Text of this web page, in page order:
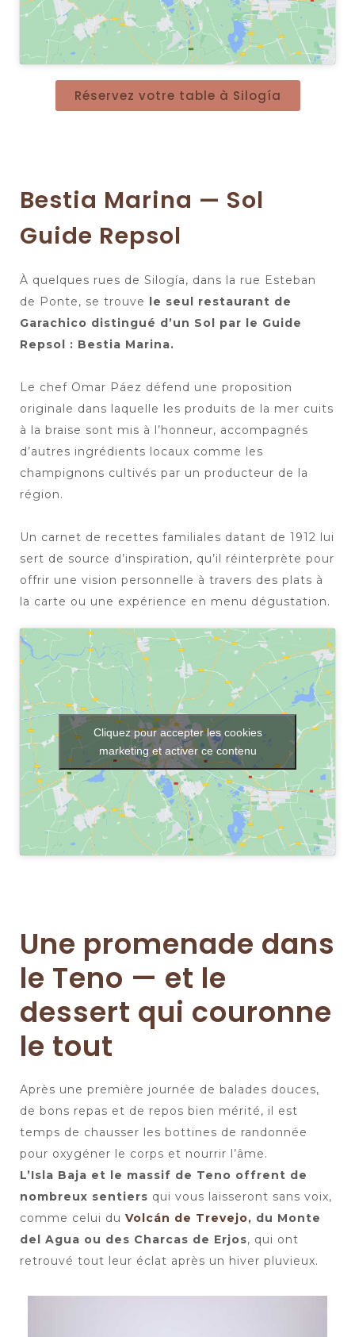
Réservez votre table à Silogía
Bestia Marina — Sol
Guide Repsol
À quelques rues de Silogía, dans la rue Esteban
de Ponte, se trouve le seul restaurant de
Garachico distingué d’un Sol par le Guide
Repsol : Bestia Marina.
Le chef Omar Páez défend une proposition
originale dans laquelle les produits de la mer cuits
à la braise sont mis à l’honneur, accompagnés
d’autres ingrédients locaux comme les
champignons cultivés par un producteur de la
région.
Un carnet de recettes familiales datant de 1912 lui
sert de source d’inspiration, qu’il réinterprète pour
offrir une vision personnelle à travers des plats à
la carte ou une expérience en menu dégustation.
Cliquez pour accepter les cookies
marketing et activer ce contenu
Une promenade dans
le Teno — et le
dessert qui couronne
le tout
Après une première journée de balades douces,
de bons repas et de repos bien mérité, il est
temps de chausser les bottines de randonnée
pour oxygéner le corps et nourrir l’âme.
L’Isla Baja et le massif de Teno offrent de
nombreux sentiers qui vous laisseront sans voix,
comme celui du Volcán de Trevejo, du Monte
del Agua ou des Charcas de Erjos, qui ont
retrouvé tout leur éclat après un hiver pluvieux.